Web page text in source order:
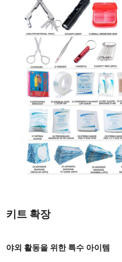
키트 확장
야외 활동을 위한 특수 아이템